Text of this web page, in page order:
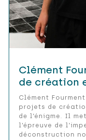
Clément
de création
Clément
projets de
de l’énigme. Il
l’épreuve de
déconstruction